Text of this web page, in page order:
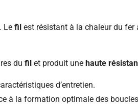
. Le fil est résistant à la chaleur du fer
du fil et produit une haute
d’entretien.
à la formation optimale des